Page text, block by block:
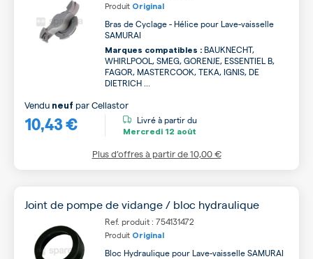
Produit Original
Bras de Cyclage - Hélice pour Lave-vaisselle
SAMURAI
Marques compatibles : BAUKNECHT,
WHIRLPOOL, SMEG, GORENJE, ESSENTIEL B,
FAGOR, MASTERCOOK, TEKA, IGNIS, DE
DIETRICH ...
10,43 €
Vendu neuf parCellastor
Livré à partir du
Mercredi 12 août
Plus d’offres à partir de10,00 €
Joint de pompe de vidange / bloc hydraulique
Ref. produit : 754131472
Produit Original
Bloc Hydraulique pour Lave-vaisselle SAMURAI